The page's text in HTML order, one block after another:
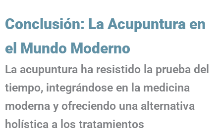
Conclusión: La Acupuntura en
el Mundo Moderno
La acupuntura ha resistido la prueba del
tiempo, integrándose en la medicina
moderna y ofreciendo una alternativa
holística a los tratamientos